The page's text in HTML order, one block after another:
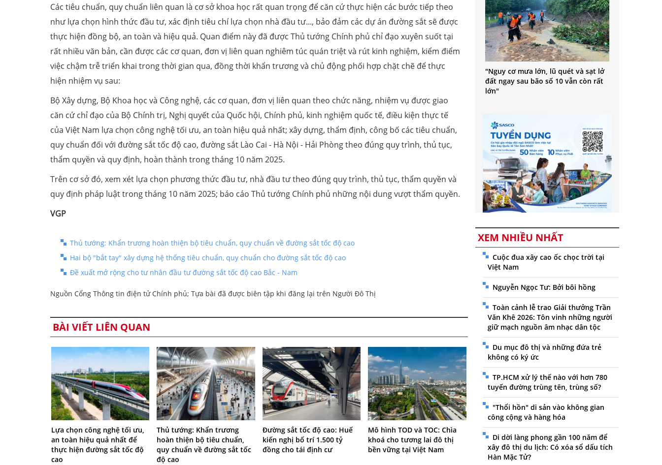
Các tiêu chuẩn, quy chuẩn liên quan là cơ sở khoa học rất quan trọng để căn cứ thực hiện các bước tiếp theo
như lựa chọn hình thức đầu tư, xác định tiêu chí lựa chọn nhà đầu tư..., bảo đảm các dự án đường sắt sẽ được
thực hiện đồng bộ, an toàn và hiệu quả. Quan điểm này đã được Thủ tướng Chính phủ chỉ đạo xuyên suốt tại
rất nhiều văn bản, cần được các cơ quan, đơn vị liên quan nghiêm túc quán triệt và rút kinh nghiệm, kiểm điểm
việc chậm trễ triển khai trong thời gian qua, đồng thời khẩn trương và chủ động phối hợp chặt chẽ để thực
hiện nhiệm vụ sau:
Bộ Xây dựng, Bộ Khoa học và Công nghệ, các cơ quan, đơn vị liên quan theo chức năng, nhiệm vụ được giao
căn cứ chỉ đạo của Bộ Chính trị, Nghị quyết của Quốc hội, Chính phủ, kinh nghiệm quốc tế, điều kiện thực tế
của Việt Nam lựa chọn công nghệ tối ưu, an toàn hiệu quả nhất; xây dựng, thẩm định, công bố các tiêu chuẩn,
quy chuẩn đối với đường sắt tốc độ cao, đường sắt Lào Cai - Hà Nội - Hải Phòng theo đúng quy trình, thủ tục,
thẩm quyền và quy định, hoàn thành trong tháng 10 năm 2025.
Trên cơ sở đó, xem xét lựa chọn phương thức đầu tư, nhà đầu tư theo đúng quy trình, thủ tục, thẩm quyền và
quy định pháp luật trong tháng 10 năm 2025; báo cáo Thủ tướng Chính phủ những nội dung vượt thẩm quyền.
VGP
Thủ tướng: Khẩn trương hoàn thiện bộ tiêu chuẩn, quy chuẩn về đường sắt tốc độ cao
Hai bộ "bắt tay" xây dựng hệ thống tiêu chuẩn, quy chuẩn cho đường sắt tốc độ cao
Đề xuất mở rộng cho tư nhân đầu tư đường sắt tốc độ cao Bắc - Nam
Nguồn Cổng Thông tin điện tử Chính phủ; Tựa bài đã được biên tập khi đăng lại trên Người Đô Thị
BÀI VIẾT LIÊN QUAN
Lựa chọn công nghệ tối ưu,
an toàn hiệu quả nhất để
thực hiện đường sắt tốc độ
cao
Thủ tướng: Khẩn trương
hoàn thiện bộ tiêu chuẩn,
quy chuẩn về đường sắt tốc
độ cao
Đường sắt tốc độ cao: Huế
kiến nghị bố trí 1.500 tỷ
đồng cho tái định cư
Mô hình TOD và TOC: Chìa
khoá cho tương lai đô thị
bền vững tại Việt Nam
"Nguy cơ mưa lớn, lũ quét và sạt lở
đất ngay sau bão số 10 vẫn còn rất
lớn"
XEM NHIỀU NHẤT
Cuộc đua xây cao ốc chọc trời tại
Việt Nam
Nguyễn Ngọc Tư: Bởi bôi hồng
Toàn cảnh lễ trao Giải thưởng Trần
Văn Khê 2026: Tôn vinh những người
giữ mạch nguồn âm nhạc dân tộc
Du mục đô thị và những đứa trẻ
không có ký ức
TP.HCM xử lý thế nào với hơn 780
tuyến đường trùng tên, trùng số?
"Thổi hồn" di sản vào không gian
công cộng và hàng hóa
Di dời làng phong gần 100 năm để
xây đô thị du lịch: Có xóa sổ dấu tích
Hàn Mặc Tử?